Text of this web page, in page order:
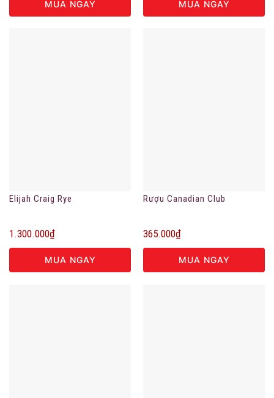
MUA NGAY MUA NGAY
Elijah Craig Rye
1.300.000₫
MUA NGAY
Rượu Canadian Club
365.000₫
MUA NGAY